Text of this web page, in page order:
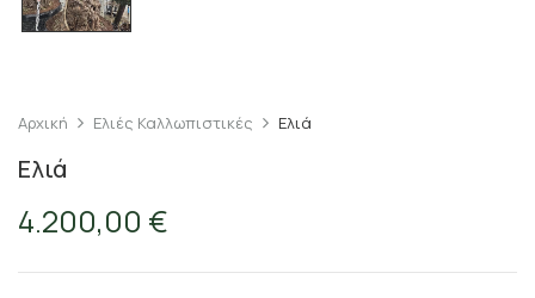
Αρχική Ελιές Καλλωπιστικές Ελιά
Ελιά
4.200,00 €